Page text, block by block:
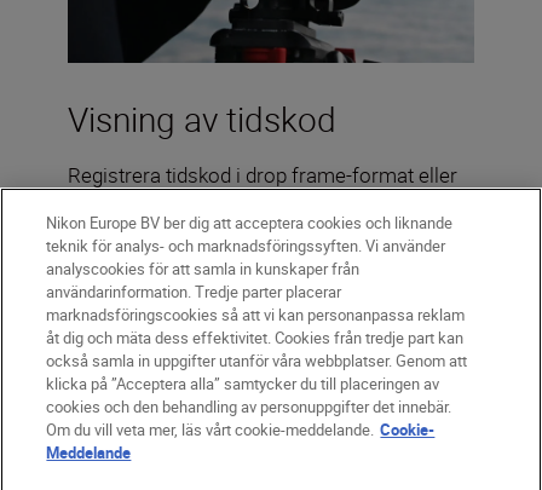
Visning av tidskod
Registrera tidskod i drop frame-format eller
bitars HDMI. Atomos Open Protocol stöds,
så att du kan synkronisera start/stopp av
HDMI-filminspelning via din externa
inspelare. Eller via kameran.
Nikon Europe BV ber dig att acceptera cookies och liknande
teknik för analys- och marknadsföringssyften. Vi använder
analyscookies för att samla in kunskaper från
användarinformation. Tredje parter placerar
marknadsföringscookies så att vi kan personanpassa reklam
åt dig och mäta dess effektivitet. Cookies från tredje part kan
också samla in uppgifter utanför våra webbplatser. Genom att
klicka på ”Acceptera alla” samtycker du till placeringen av
cookies och den behandling av personuppgifter det innebär.
Om du vill veta mer, läs vårt cookie-meddelande. Cookie-
Meddelande